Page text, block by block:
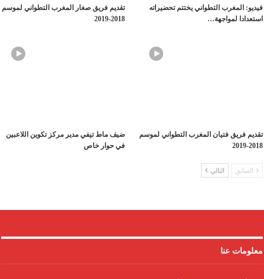
فيديو: المغرب التطواني يختتم تحضيراته
استعدادا لمواجهة…
تقديم فريق صغار المغرب التطواني لموسم
2018-2019
تقديم فريق فتيان المغرب التطواني لموسم
2018-2019
ضيف ماط تيفي مدير مركز تكوين اللاعبين
في حوار خاص
السابق التالي
معلومات عنا